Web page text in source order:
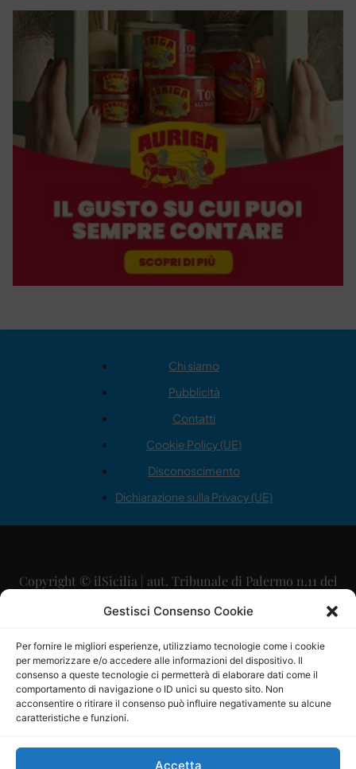
Gestisci Consenso Cookie
Per fornire le migliori esperienze, utilizziamo tecnologie come i cookie
per memorizzare e/o accedere alle informazioni del dispositivo. Il
consenso a queste tecnologie ci permetterà di elaborare dati come il
comportamento di navigazione o ID unici su questo sito. Non
acconsentire o ritirare il consenso può influire negativamente su alcune
caratteristiche e funzioni.
Accetta
Chi siamo
Pubblicità
Contatti
Cookie Policy (UE)
Disconoscimento
Dichiarazione sulla Privacy (UE)
Copyright © ilSicilia | aut. Tribunale di Palermo n.11 del
29/09/2015
Direttore Editoriale: Maurizio Scaglione
Direttore Responsabile: Maria Calabrese
P.IVA: 06334930820